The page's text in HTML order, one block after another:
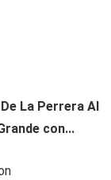
La Perrera Al
con...